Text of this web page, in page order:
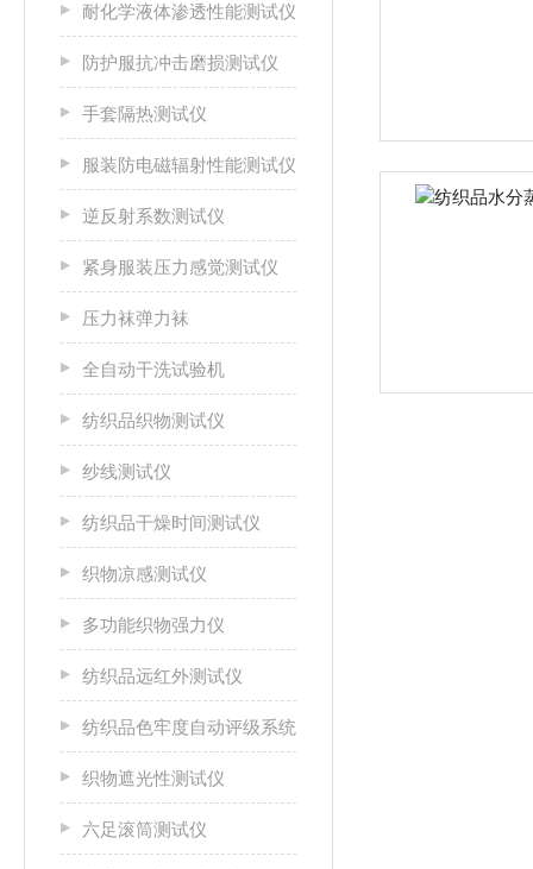
耐化学液体渗透性能测试仪
防护服抗冲击磨损测试仪
手套隔热测试仪
服装防电磁辐射性能测试仪
逆反射系数测试仪
紧身服装压力感觉测试仪
压力袜弹力袜
全自动干洗试验机
纺织品织物测试仪
纱线测试仪
纺织品干燥时间测试仪
织物凉感测试仪
多功能织物强力仪
纺织品远红外测试仪
纺织品色牢度自动评级系统
织物遮光性测试仪
六足滚筒测试仪